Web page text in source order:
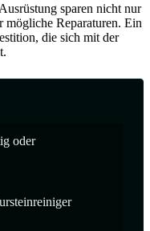
sparen nicht nur
Reparaturen. Ein
die sich mit der
oder